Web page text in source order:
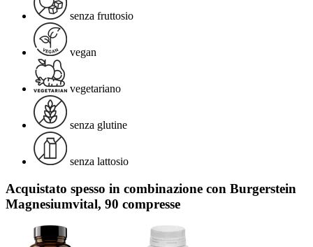
senza fruttosio
vegan
vegetariano
senza glutine
senza lattosio
Acquistato spesso in combinazione con Burgerstein
Magnesiumvital, 90 compresse